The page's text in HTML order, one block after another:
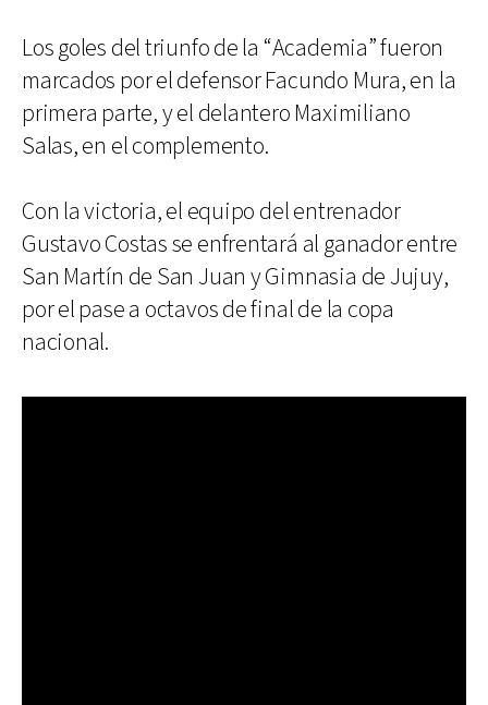
Los goles del triunfo de la “Academia” fueron
marcados por el defensor Facundo Mura, en la
primera parte, y el delantero Maximiliano
Salas, en el complemento.
Con la victoria, el equipo del entrenador
Gustavo Costas se enfrentará al ganador entre
San Martín de San Juan y Gimnasia de Jujuy,
por el pase a octavos de final de la copa
nacional.